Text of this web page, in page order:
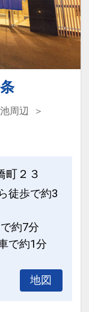
プラン」
付プラ
【食事条
約にお進
1-
周辺
町２３
徒歩で約3
約7分
で約1分
地図